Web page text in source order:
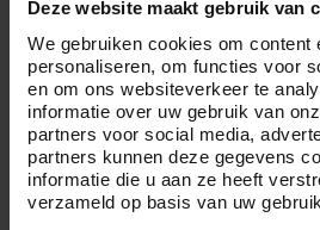
Deze website maakt gebruik van
We gebruiken cookies om content
personaliseren, om functies voor
en om ons websiteverkeer te
informatie over uw gebruik van
partners voor social media,
partners kunnen deze gegevens
informatie die u aan ze heeft
verzameld op basis van uw